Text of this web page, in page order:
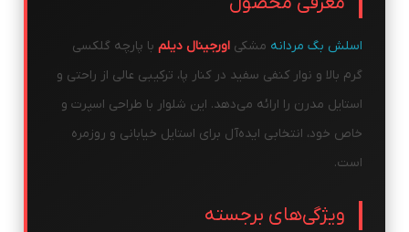
اسلش بگ مردانه مشکی اورجینال دیلم با پارچه گلکسی
گرم بالا و نوار کنفی سفید در کنار پا، ترکیبی عالی از راحتی و
استایل مدرن را ارائه می‌دهد. این شلوار با طراحی اسپرت و
خاص خود، انتخابی ایده‌آل برای استایل خیابانی و روزمره
است.
ویژگی‌های برجسته